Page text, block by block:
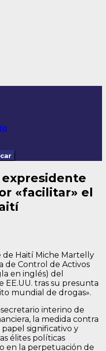
expresidente
«facilitar» el
de Haití Miche Martelly
de Control de Activos
en inglés) del
tras su presunta
mundial de drogas».
interino de
la medida contra
significativo y
élites políticas
en la perpetuación de